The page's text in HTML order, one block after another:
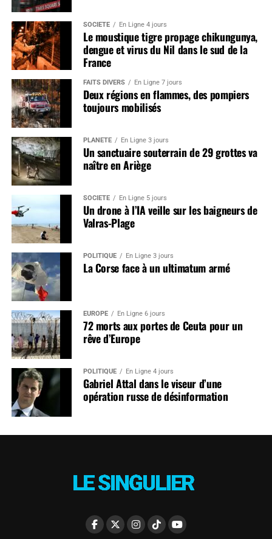
SOCIÉTÉ En Ligne 4 jours
Le moustique tigre propage chikungunya,
dengue et virus du Nil dans le sud de la
France
FAITS DIVERS En Ligne 7 jours
Deux régions en flammes, des pompiers
toujours mobilisés
PLANÈTE En Ligne 3 jours
Un sanctuaire souterrain de 29 grottes va
naître en Ariège
SOCIÉTÉ En Ligne 5 jours
Un drone à l’IA veille sur les baigneurs de
Valras-Plage
POLITIQUE En Ligne 3 jours
La Corse face à un ultimatum armé
EUROPE En Ligne 6 jours
72 morts aux portes de Ceuta pour un
rêve d’Europe
POLITIQUE En Ligne 4 jours
Gabriel Attal dans le viseur d’une
opération russe de désinformation